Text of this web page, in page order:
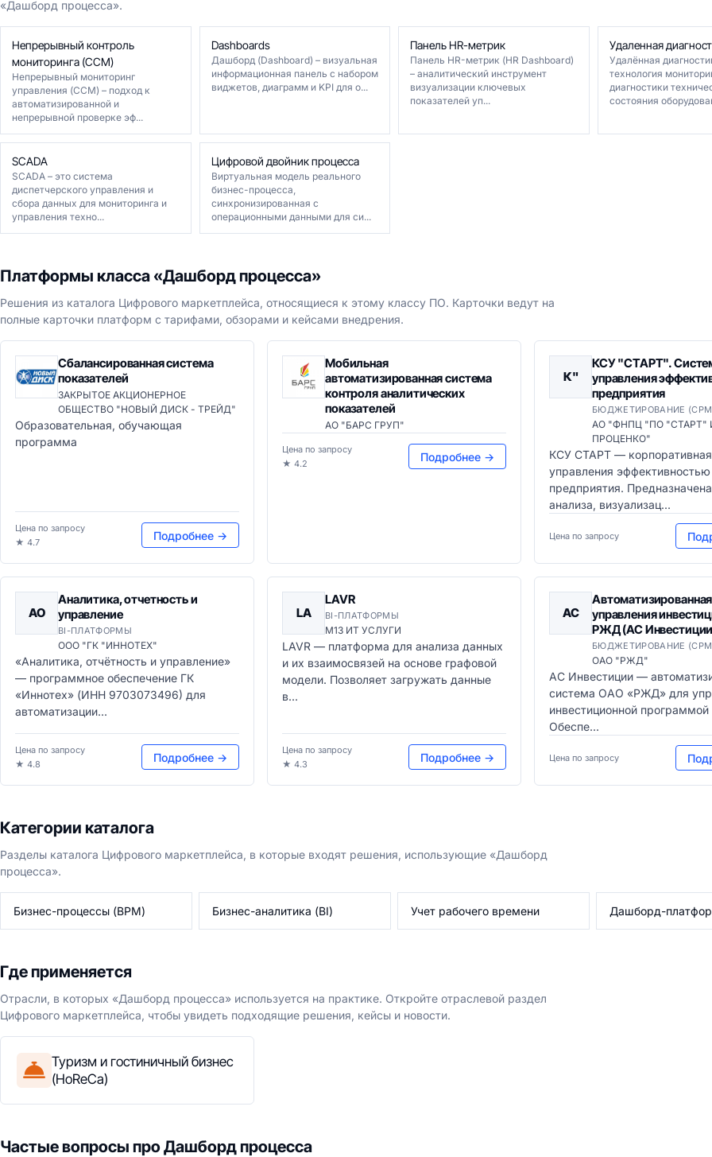
«Дашборд процесса».
Непрерывный контроль
мониторинга (CCM)
Непрерывный мониторинг
управления (CCM) – подход к
автоматизированной и
непрерывной проверке эф...
Dashboards
Дашборд (Dashboard) – визуальная
информационная панель с набором
виджетов, диаграмм и KPI для о...
Панель HR-метрик
Панель HR-метрик (HR Dashboard)
– аналитический инструмент
визуализации ключевых
показателей уп...
Удаленная
Удалённая
технология
диагностики
состояния
SCADA
SCADA – это система
диспетчерского управления и
сбора данных для мониторинга и
управления техно...
Цифровой двойник процесса
Виртуальная модель реального
бизнес-процесса,
синхронизированная с
операционными данными для си...
Платформы класса «Дашборд процесса»
Решения из каталога Цифрового маркетплейса, относящиеся к этому классу ПО. Карточки ведут на
полные карточки платформ с тарифами, обзорами и кейсами внедрения.
Сбалансированная система
показателей
ЗАКРЫТОЕ АКЦИОНЕРНОЕ
ОБЩЕСТВО "НОВЫЙ ДИСК - ТРЕЙД"
Образовательная, обучающая
программа
Цена по запросу
★ 4.7
Подробнее →
Мобильная
автоматизированная система
контроля аналитических
показателей
АО "БАРС ГРУП"
Цена по запросу
★ 4.2
Подробнее →
К"
КСУ "СТАРТ".
управления
предприятия
БЮДЖЕТИРОВАНИЕ
АО "ФНПЦ "ПО "СТАРТ"
ПРОЦЕНКО"
КСУ СТАРТ —
управления эффективностью
предприятия.
анализа, визуализац...
Цена по запросу
АО
Аналитика, отчетность и
управление
BI-ПЛАТФОРМЫ
ООО "ГК "ИННОТЕХ"
«Аналитика, отчётность и управление»
— программное обеспечение ГК
«Иннотех» (ИНН 9703073496) для
автоматизации...
Цена по запросу
★ 4.8
Подробнее →
LA
LAVR
BI-ПЛАТФОРМЫ
М13 ИТ УСЛУГИ
LAVR — платформа для анализа данных
и их взаимосвязей на основе графовой
модели. Позволяет загружать данные
в...
Цена по запросу
★ 4.3
Подробнее →
АС
управления
РЖД (АС
БЮДЖЕТИРОВАНИЕ
ОАО "РЖД"
АС Инвестиции —
система ОАО «РЖД» для
инвестиционной
Обеспе...
Цена по запросу
Категории каталога
Разделы каталога Цифрового маркетплейса, в которые входят решения, использующие «Дашборд
процесса».
Бизнес-процессы (BPM) Бизнес-аналитика (BI) Учет рабочего времени Дашборд-
Где применяется
Отрасли, в которых «Дашборд процесса» используется на практике. Откройте отраслевой раздел
Цифрового маркетплейса, чтобы увидеть подходящие решения, кейсы и новости.
Туризм и гостиничный бизнес
(HoReCa)
Частые вопросы про Дашборд процесса